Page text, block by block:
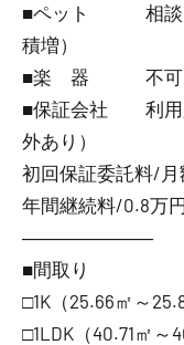
■ペット 相談（
積増）
■楽 器 不可
■保証会社 利用
外あり）
初回保証委託料/
年間継続料/0.8万
―――――――
■間取り
□1K（25.66㎡～
□1LDK（40.71㎡～